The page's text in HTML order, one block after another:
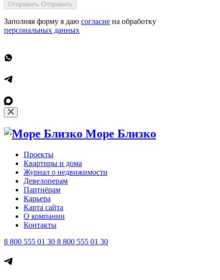
Отправить Отправить
Заполняя форму я даю согласие на обработку
персональных данных
Море Близко
Проекты
Квартиры и дома
Журнал о недвижимости
Девелоперам
Партнёрам
Карьера
Карта сайта
О компании
Контакты
8 800 555 01 30 8 800 555 01 30